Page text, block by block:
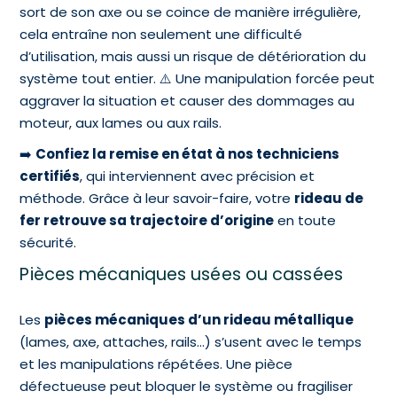
sort de son axe ou se coince de manière irrégulière,
cela entraîne non seulement une difficulté
d’utilisation, mais aussi un risque de détérioration du
système tout entier. ⚠️ Une manipulation forcée peut
aggraver la situation et causer des dommages au
moteur, aux lames ou aux rails.
➡️ Confiez la remise en état à nos techniciens
certifiés, qui interviennent avec précision et
méthode. Grâce à leur savoir-faire, votre rideau de
fer retrouve sa trajectoire d’origineen toute
sécurité.
Pièces mécaniques usées ou cassées
Les pièces mécaniques d’un rideau métallique
(lames, axe, attaches, rails…) s’usent avec le temps
et les manipulations répétées. Une pièce
défectueuse peut bloquer le système ou fragiliser